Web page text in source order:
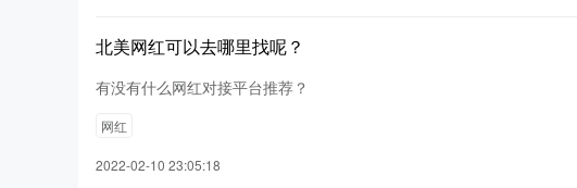
北美网红可以去哪里找呢？
有没有什么网红对接平台推荐？
网红
2022-02-10 23:05:18